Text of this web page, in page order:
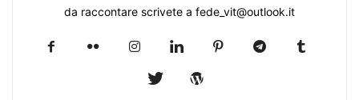
da raccontare scrivete a fede_vit@outlook.it